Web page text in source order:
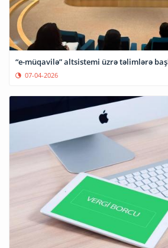
“e-müqavilə” altsistemi üzrə təlimlərə
07-04-2026